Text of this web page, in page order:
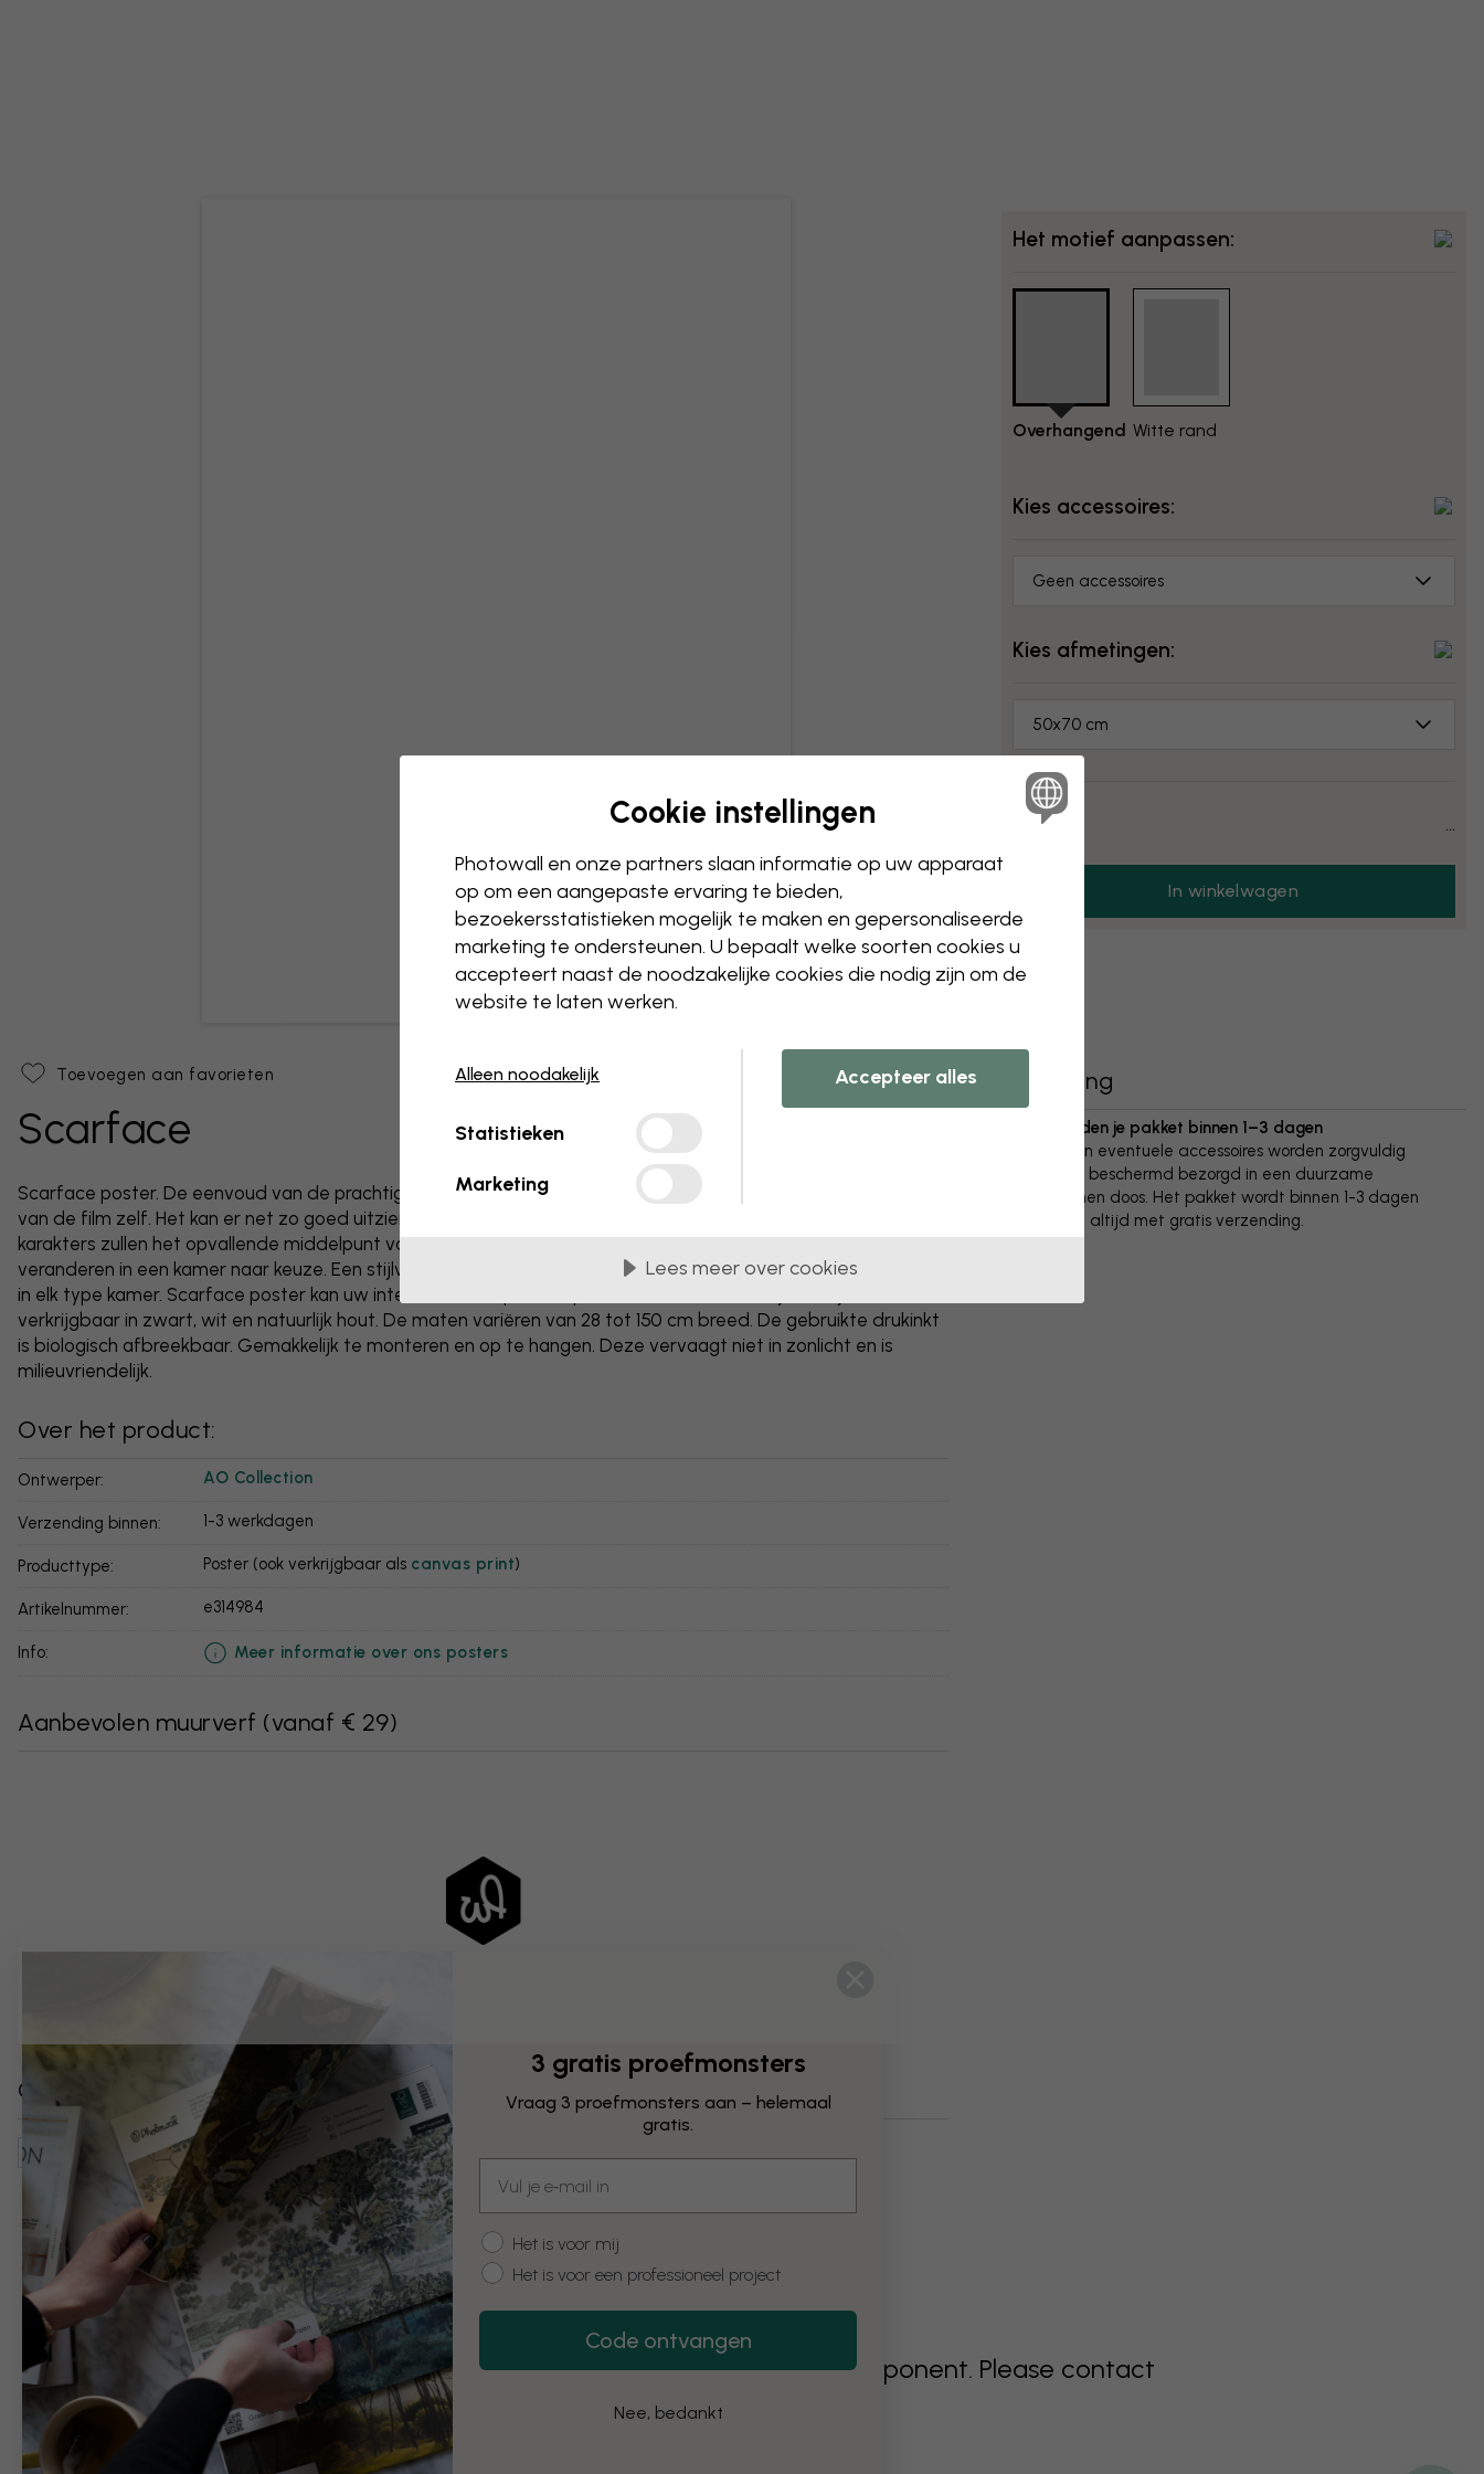
Het motief aanpassen:
Overhangend Witte rand
Kies accessoires:
Geen accessoires
Kies afmetingen:
50x70 cm
Prijs: ...
In winkelwagen
Toevoegen aan favorieten
Scarface
Scarface poster. De eenvoud van de prachtige filmposter contrasteert mooi met het complexe onderwerp
van de film zelf. Het kan er net zo goed uitzien in de gang thuis als in de kantine op het werk. Deze iconische
karakters zullen het opvallende middelpunt van uw kamer worden. Poster zal onmiddellijk de stemming
veranderen in een kamer naar keuze. Een stijlvolle afbeelding van een filmlegende is altijd een welkom gezicht
in elk type kamer. Scarface poster kan uw interieurontwerp echt opvallen tussen de rest. Lijsten zijn
verkrijgbaar in zwart, wit en natuurlijk hout. De maten variëren van 28 tot 150 cm breed. De gebruikte drukinkt
is biologisch afbreekbaar. Gemakkelijk te monteren en op te hangen. Deze vervaagt niet in zonlicht en is
milieuvriendelijk.
Over het product:
Ontwerper: AO Collection
Verzending binnen: 1-3 werkdagen
Producttype: Poster (ook verkrijgbaar als canvas print)
Artikelnummer: e314984
info: Meer informatie over ons posters
Aanbevolen muurverf (vanaf € 29)
Gerelateerde categorieën
Entertainment & Films Misdaadfilms
Bezorging
We verzenden je pakket binnen 1–3 dagen
Je poster en eventuele accessoires worden zorgvuldig
verpakt en beschermd bezorgd in een duurzame
golfkartonnen doos. Het pakket wordt binnen 1-3 dagen
verzonden, altijd met gratis verzending.
Uh-oh something went wrong rendering this component. Please contact
customer support if the problem persists.
3 gratis proefmonsters
Vraag 3 proefmonsters aan – helemaal
gratis.
Customer type
Het is voor mij
Het is voor een professioneel project
Code ontvangen
Nee, bedankt
Cookie instellingen
Photowall en onze partners slaan informatie op uw apparaat
op om een aangepaste ervaring te bieden,
bezoekersstatistieken mogelijk te maken en gepersonaliseerde
marketing te ondersteunen. U bepaalt welke soorten cookies u
accepteert naast de noodzakelijke cookies die nodig zijn om de
website te laten werken.
Alleen noodakelijk
Statistieken
Marketing
Accepteer alles
Lees meer over cookies